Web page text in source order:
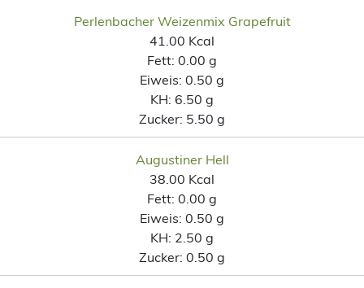
Perlenbacher Weizenmix Grapefruit
41.00 Kcal
Fett: 0.00 g
Eiweis: 0.50 g
KH: 6.50 g
Zucker: 5.50 g
Augustiner Hell
38.00 Kcal
Fett: 0.00 g
Eiweis: 0.50 g
KH: 2.50 g
Zucker: 0.50 g